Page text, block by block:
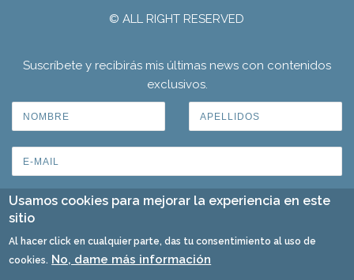
© ALL RIGHT RESERVED
Suscríbete y recibirás mis últimas news con contenidos
exclusivos.
Usamos cookies para mejorar la experiencia en este
sitio
Al hacer click en cualquier parte, das tu consentimiento al uso de
cookies. No, dame más información